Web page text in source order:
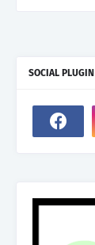
SOCIAL PLUGIN